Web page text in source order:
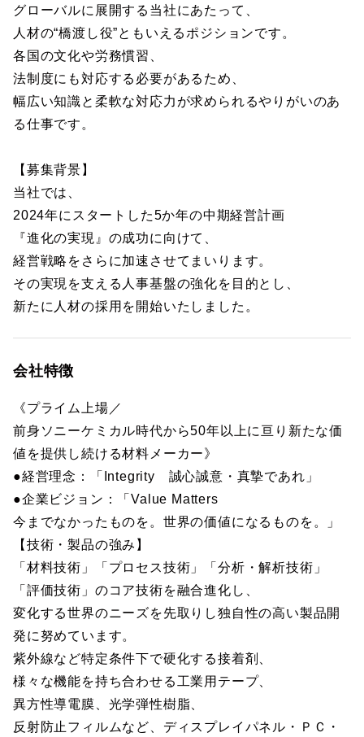
グローバルに展開する当社にあたって、
人材の“橋渡し役”ともいえるポジションです。
各国の文化や労務慣習、
法制度にも対応する必要があるため、
幅広い知識と柔軟な対応力が求められるやりがいのあ
る仕事です。
【募集背景】
当社では、
2024年にスタートした5か年の中期経営計画
『進化の実現』の成功に向けて、
経営戦略をさらに加速させてまいります。
その実現を支える人事基盤の強化を目的とし、
新たに人材の採用を開始いたしました。
会社特徴
《プライム上場／
前身ソニーケミカル時代から50年以上に亘り新たな価
値を提供し続ける材料メーカー》
●経営理念：「Integrity 誠心誠意・真摯であれ」
●企業ビジョン：「Value Matters
今までなかったものを。世界の価値になるものを。」
【技術・製品の強み】
「材料技術」「プロセス技術」「分析・解析技術」
「評価技術」のコア技術を融合進化し、
変化する世界のニーズを先取りし独自性の高い製品開
発に努めています。
紫外線など特定条件下で硬化する接着剤、
様々な機能を持ち合わせる工業用テープ、
異方性導電膜、光学弾性樹脂、
反射防止フィルムなど、ディスプレイパネル・ＰＣ・